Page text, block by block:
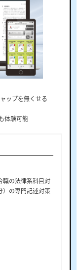
ップを無くせる
体験可能
職の法律系科目対
）の専門記述対策